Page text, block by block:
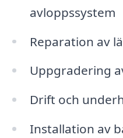
avloppssystem
Reparation av
Uppgradering
Drift och
Installation av